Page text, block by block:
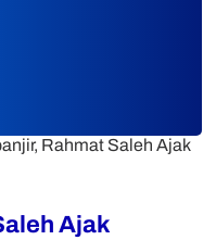
Rahmat Saleh Ajak
Ajak